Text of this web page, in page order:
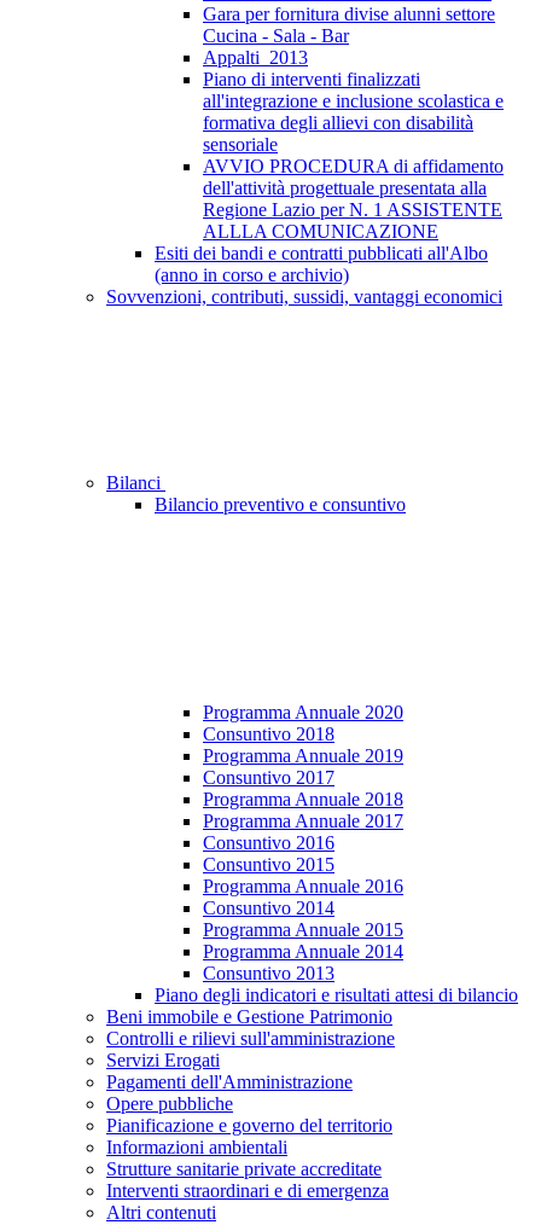
Gara per fornitura divise alunni settore
Cucina - Sala - Bar
Appalti_2013
Piano di interventi finalizzati
all'integrazione e inclusione scolastica e
formativa degli allievi con disabilità
sensoriale
AVVIO PROCEDURA di affidamento
dell'attività progettuale presentata alla
Regione Lazio per N. 1 ASSISTENTE
ALLLA COMUNICAZIONE
Esiti dei bandi e contratti pubblicati all'Albo
(anno in corso e archivio)
Sovvenzioni, contributi, sussidi, vantaggi economici
Bilanci
Bilancio preventivo e consuntivo
Programma Annuale 2020
Consuntivo 2018
Programma Annuale 2019
Consuntivo 2017
Programma Annuale 2018
Programma Annuale 2017
Consuntivo 2016
Consuntivo 2015
Programma Annuale 2016
Consuntivo 2014
Programma Annuale 2015
Programma Annuale 2014
Consuntivo 2013
Piano degli indicatori e risultati attesi di bilancio
Beni immobile e Gestione Patrimonio
Controlli e rilievi sull'amministrazione
Servizi Erogati
Pagamenti dell'Amministrazione
Opere pubbliche
Pianificazione e governo del territorio
Informazioni ambientali
Strutture sanitarie private accreditate
Interventi straordinari e di emergenza
Altri contenuti